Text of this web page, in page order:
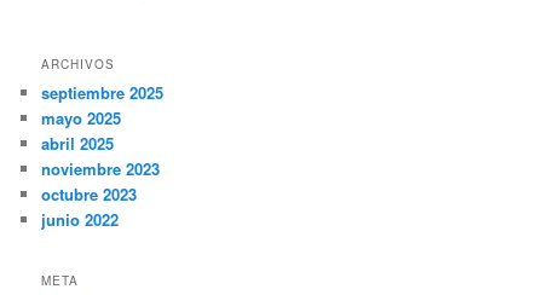
ARCHIVOS
septiembre 2025
mayo 2025
abril 2025
noviembre 2023
octubre 2023
junio 2022
META